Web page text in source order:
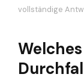
vollständige